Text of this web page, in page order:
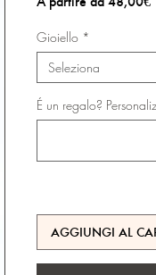
Gioiello *
Seleziona
É un regalo?
AGGIUNGI AL